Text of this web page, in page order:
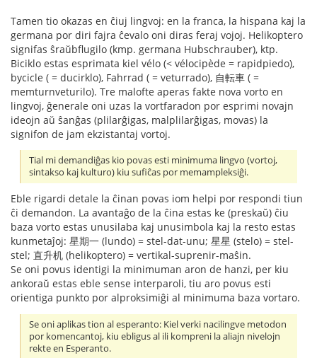
Tamen tio okazas en ĉiuj lingvoj: en la franca, la hispana kaj la
germana por diri fajra ĉevalo oni diras feraj vojoj. Helikoptero
signifas ŝraŭbflugilo (kmp. germana Hubschrauber), ktp.
Biciklo estas esprimata kiel vélo (< vélocipède = rapidpiedo),
bycicle ( = ducirklo), Fahrrad ( = veturrado), 自転車 ( =
memturnveturilo). Tre malofte aperas fakte nova vorto en
lingvoj, ĝenerale oni uzas la vortfaradon por esprimi novajn
ideojn aŭ ŝanĝas (plilarĝigas, malplilarĝigas, movas) la
signifon de jam ekzistantaj vortoj.
Tial mi demandiĝas kio povas esti minimuma lingvo (vortoj,
sintakso kaj kulturo) kiu sufiĉas por memampleksiĝi.
Eble rigardi detale la ĉinan povas iom helpi por respondi tiun
ĉi demandon. La avantaĝo de la ĉina estas ke (preskaŭ) ĉiu
baza vorto estas unusilaba kaj unusimbola kaj la resto estas
kunmetaĵoj: 星期一 (lundo) = stel-dat-unu; 星星 (stelo) = stel-
stel; 直升机 (helikoptero) = vertikal-suprenir-maŝin.
Se oni povus identigi la minimuman aron de hanzi, per kiu
ankoraŭ estas eble sense interparoli, tiu aro povus esti
orientiga punkto por alproksimiĝi al minimuma baza vortaro.
Se oni aplikas tion al esperanto: Kiel verki nacilingve metodon
por komencantoj, kiu ebligus al ili kompreni la aliajn nivelojn
rekte en Esperanto.